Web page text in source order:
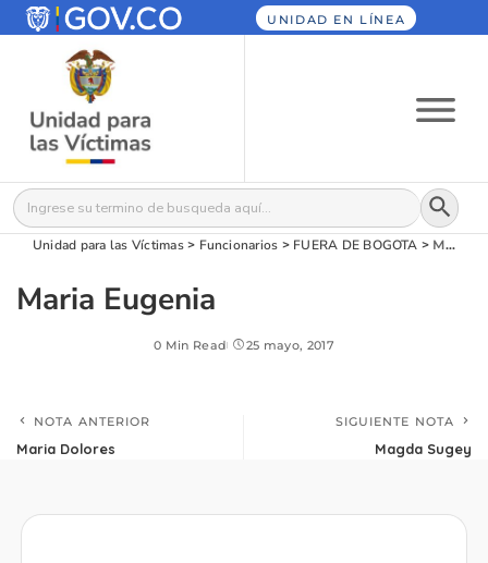
UNIDAD EN LÍNEA
Buscar: Botón
Unidad para las Víctimas> Funcionarios > FUERA DE BOGOTA > Maria Eugenia
Maria Eugenia
0 Min Read 25 mayo, 2017
NOTA ANTERIOR
Maria Dolores
SIGUIENTE NOTA
Magda Sugey